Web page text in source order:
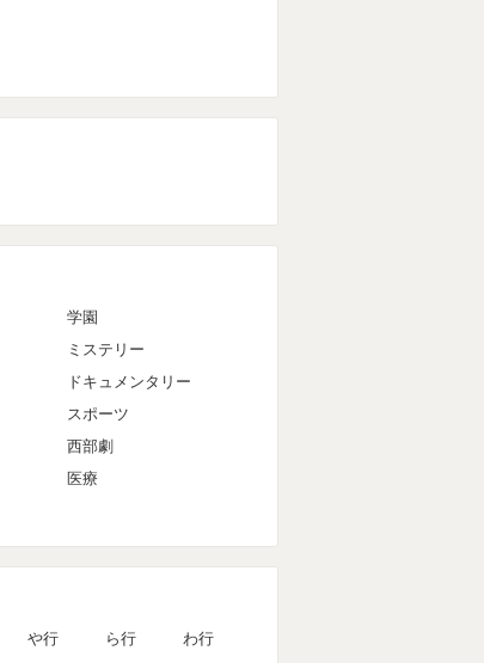
学園
ミステリー
ドキュメンタリー
スポーツ
西部劇
医療
や行 ら行 わ行